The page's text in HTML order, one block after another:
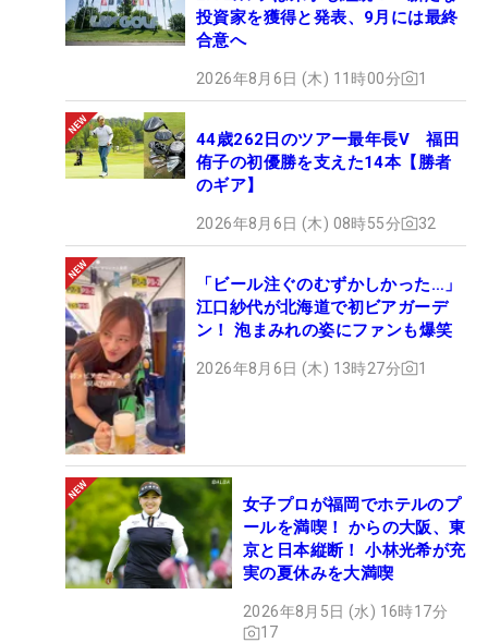
投資家を獲得と発表、9月には最終
合意へ
2026年8月6日 (木) 11時00分 1
44歳262日のツアー最年長V 福田
侑子の初優勝を支えた14本【勝者
のギア】
2026年8月6日 (木) 08時55分 32
「ビール注ぐのむずかしかった…」
江口紗代が北海道で初ビアガーデ
ン！ 泡まみれの姿にファンも爆笑
2026年8月6日 (木) 13時27分 1
女子プロが福岡でホテルのプ
ールを満喫！ からの大阪、東
京と日本縦断！ 小林光希が充
実の夏休みを大満喫
2026年8月5日 (水) 16時17分
17